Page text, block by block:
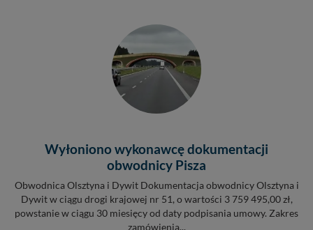
Wyłoniono wykonawcę dokumentacji
obwodnicy Pisza
Obwodnica Olsztyna i Dywit Dokumentacja obwodnicy Olsztyna i
Dywit w ciągu drogi krajowej nr 51, o wartości 3 759 495,00 zł,
powstanie w ciągu 30 miesięcy od daty podpisania umowy. Zakres
zamówienia...